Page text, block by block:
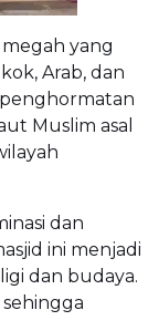
yang
Arab, dan
Muslim asal
dan
ini menjadi
dan budaya.